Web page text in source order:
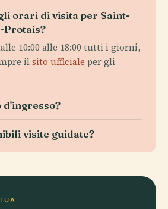
orari di visita per Saint-
Protais?
10:00 alle 18:00 tutti i giorni,
ilsito ufficiale per gli
d'ingresso?
visite guidate?